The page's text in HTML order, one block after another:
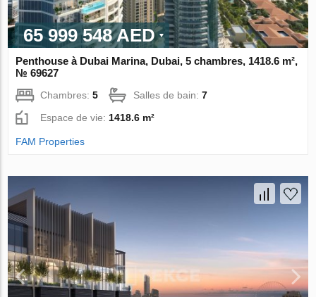
65 999 548 AED
Penthouse à Dubai Marina, Dubai, 5 chambres, 1418.6 m²,
№ 69627
Chambres:5 Salles de bain:7
Espace de vie: 1418.6 m²
FAM Properties